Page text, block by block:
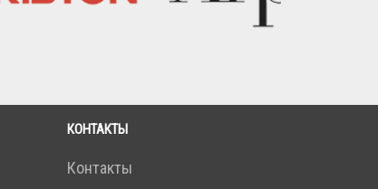
КОНТАКТЫ
Контакты